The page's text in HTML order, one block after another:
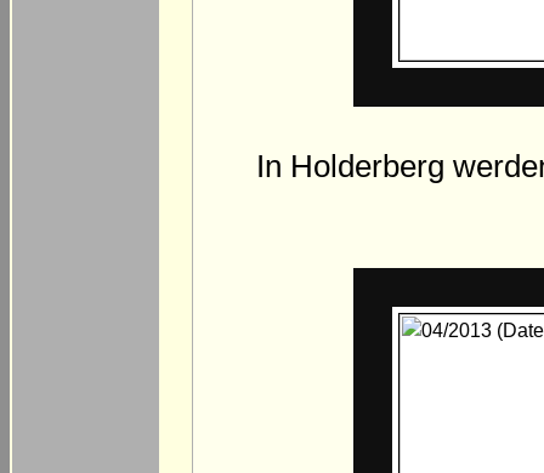
In Holderberg